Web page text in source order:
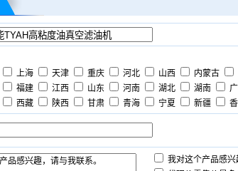
上海 天津 重庆 河北 山西 内蒙古
福建 江西 山东 河南 湖北 湖南
西藏 陕西 甘肃 青海 宁夏 新疆
我对这个产品感兴